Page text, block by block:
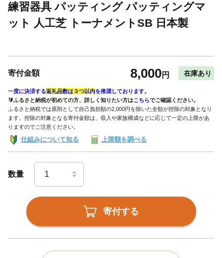
練習器具 パッティング パッティングマ
ット 人工芝 トーナメントSB 日本製
寄付金額 8,000円 在庫あり
一度に決済する返礼品数は３つ以内を推奨しております。
🔰ふるさと納税が初めての方、詳しく知りたい方はこちらでご確認ください。
ふるさと納税では原則として自己負担額の2,000円を除いた全額が控除の対象となり
ます。控除の対象となる寄付金額は、収入や家族構成などに応じて一定の上限があ
りますのでご注意ください。
仕組みについて知る 上限額を調べる
数量
寄付する